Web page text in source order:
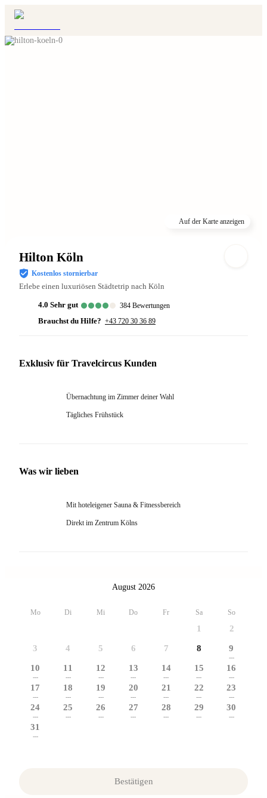
Auf der Karte anzeigen
Hilton Köln
Kostenlos stornierbar
Erlebe einen luxuriösen Städtetrip nach Köln
4.0 sehr gut 384 Bewertungen
Brauchst du Hilfe? +43 720 30 36 89
Exklusiv für Travelcircus Kunden
Übernachtung im Zimmer deiner Wahl
Tägliches Frühstück
Was wir lieben
Mit hoteleigener Sauna & Fitnessbereich
Direkt im Zentrum Kölns
August 2026
Mo Di Mi Do Fr Sa So
1 2
3 4 5 6 7 8 9
---
10
---
11
---
12
---
13
---
14
---
15
---
16
---
17
---
18
---
19
---
20
---
21
---
22
---
23
---
24
---
25
---
26
---
27
---
28
---
29
---
30
---
31
---
Bestätigen